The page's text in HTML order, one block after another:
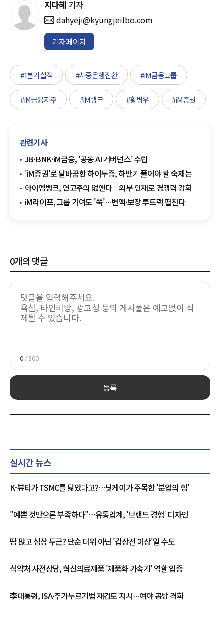
지다혜 기자
dahyeji@kyungjeilbo.com
기자페이지
#1분기실적 #시중은행전환 #iM금융그룹
#iM금융지주 #iM뱅크 #황병우 #iM증권
관련기사
JB·BNK·iM금융, '공동 AI 거버넌스' 수립
'iM증권'로 탈바꿈한 하이투증, 하반기 풀어야 할 숙제는
아이엠뱅크, 연고주의 없앤다…외부 인재로 경쟁력 강화
iM라이프, 그룹 기여도 '쑥'…변액·보장 투트랙 펼친다
0개의 댓글
0 / 300
등록
실시간 뉴스
K-뷰티가 TSMC를 닮았다고?…닛케이가 주목한 '분업의 힘'
"예쁜 것만으론 부족하다"…유통업계, '브랜드 경험' 디자인
땀 많고 심장 두근? 단순 더위 아닌 '갑상선 이상'일 수도
식약처 사전상담, 혁신의료제품 '제품화 가속기' 역할 입증
李대통령, ISA·주가누르기법 재검토 지시…여야 공방 격화